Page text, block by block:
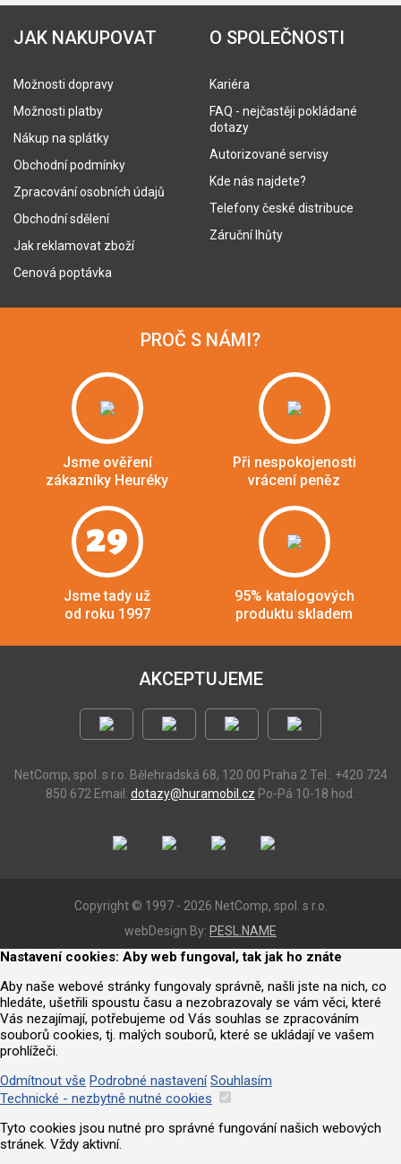
JAK NAKUPOVAT
Možnosti dopravy
Možnosti platby
Nákup na splátky
Obchodní podmínky
Zpracování osobních údajů
Obchodní sdělení
Jak reklamovat zboží
Cenová poptávka
O SPOLEČNOSTI
Kariéra
FAQ - nejčastěji pokládané
dotazy
Autorizované servisy
Kde nás najdete?
Telefony české distribuce
Záruční lhůty
PROČ S NÁMI?
Jsme ověření
zákazníky Heuréky
Při nespokojenosti
vrácení peněz
29
Jsme tady už
od roku 1997
95% katalogových
produktu skladem
AKCEPTUJEME
NetComp, spol. s r.o. Bělehradská 68, 120 00 Praha 2 Tel.: +420 724
850 672 Email: dotazy@huramobil.cz Po-Pá 10-18 hod.
Copyright © 1997 - 2026 NetComp, spol. s r.o.
webDesign By: PESL.NAME
Nastavení cookies: Aby web fungoval, tak jak ho znáte
Aby naše webové stránky fungovaly správně, našli jste na nich, co
hledáte, ušetřili spoustu času a nezobrazovaly se vám věci, které
Vás nezajímají, potřebujeme od Vás souhlas se zpracováním
souborů cookies, tj. malých souborů, které se ukládají ve vašem
prohlížeči.
Odmítnout vše Podrobné nastavení Souhlasím
Technické - nezbytně nutné cookies
Tyto cookies jsou nutné pro správné fungování našich webových
stránek. Vždy aktivní.